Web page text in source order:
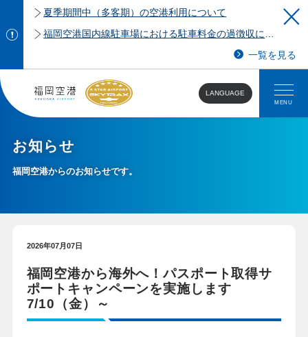
夏季期間中（多客期）の空港利用について
一覧を見る
LANGUAGE
MENU
お知らせ
福岡空港からのお知らせです。
2026年07月07日
福岡空港から海外へ！パスポート取得サ
ポートキャンペーンを実施します
7/10（金）～